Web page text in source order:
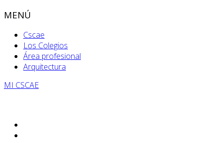
MENÚ
Cscae
Los Colegios
Área profesional
Arquitectura
MI CSCAE